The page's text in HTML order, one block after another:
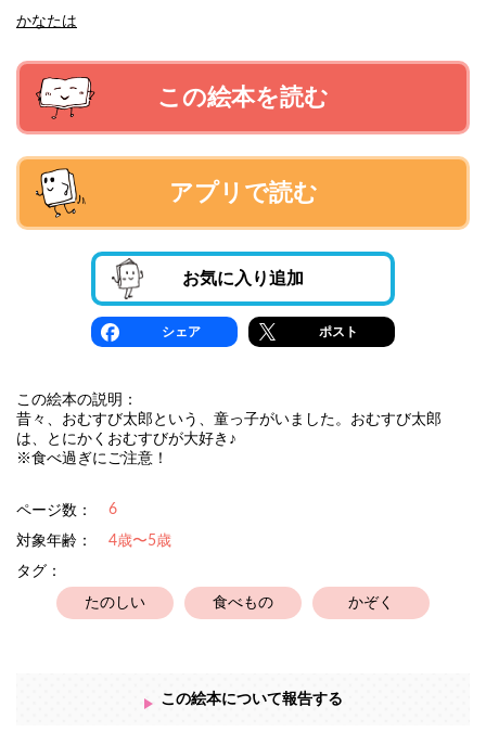
かなたは
この絵本を読む
アプリで読む
お気に入り追加
シェア ポスト
この絵本の説明：
昔々、おむすび太郎という、童っ子がいました。おむすび太郎
は、とにかくおむすびが大好き♪
※食べ過ぎにご注意！
ページ数： 6
対象年齢：
4歳〜5歳
タグ：
たのしい 食べもの かぞく
この絵本について報告する